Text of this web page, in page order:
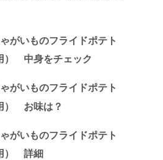
がいものフライドポテト
） 中身をチェック
がいものフライドポテト
） お味は？
がいものフライドポテト
） 詳細